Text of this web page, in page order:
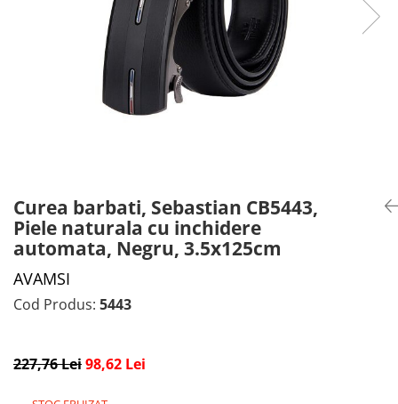
PORTOFELE DAMĂ
Curea barbati, Sebastian CB5443,
Piele naturala cu inchidere
automata, Negru, 3.5x125cm
AVAMSI
Cod Produs: 5443
227,76 Lei98,62 Lei